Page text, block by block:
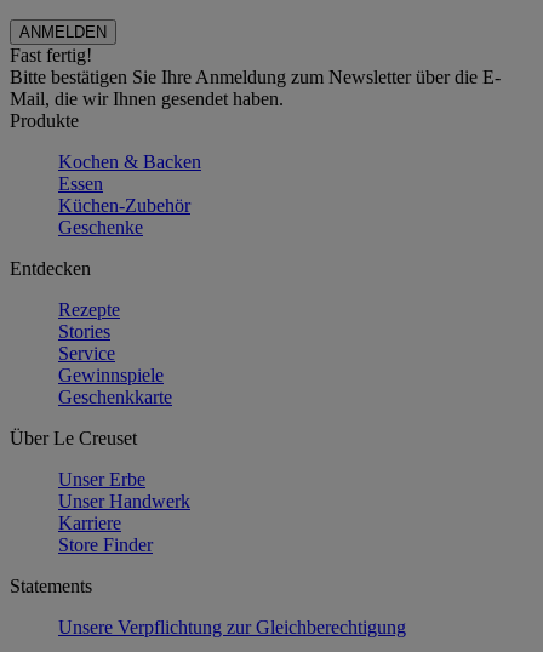
Fast fertig!
Bitte bestätigen Sie Ihre Anmeldung zum Newsletter über die E-
Mail, die wir Ihnen gesendet haben.
Produkte
Kochen & Backen
Essen
Küchen-Zubehör
Geschenke
Entdecken
Rezepte
Stories
Service
Gewinnspiele
Geschenkkarte
Über Le Creuset
Unser Erbe
Unser Handwerk
Karriere
Store Finder
Statements
Unsere Verpflichtung zur Gleichberechtigung